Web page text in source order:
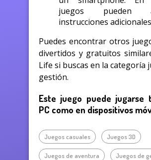
juegos pueden
instrucciones
Puedes encontrar otros
divertidos y gratuitos
Life si buscas en la categoría
gestión.
Este juego puede jugarse
PC como en dispositivos
Juegos casuales Juegos 3D
Juegos de aventura Juegos de